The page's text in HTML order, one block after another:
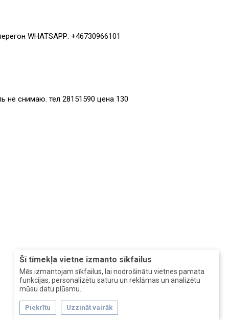
Šī tīmekļa vietne izmanto sīkfailus
Mēs izmantojam sīkfailus, lai nodrošinātu vietnes pamata
funkcijas, personalizētu saturu un reklāmas un analizētu
mūsu datu plūsmu.
Piekrītu Uzzināt vairāk
WHATSAPP: +46730966101
не снимаю. тел 28151590 цена 130